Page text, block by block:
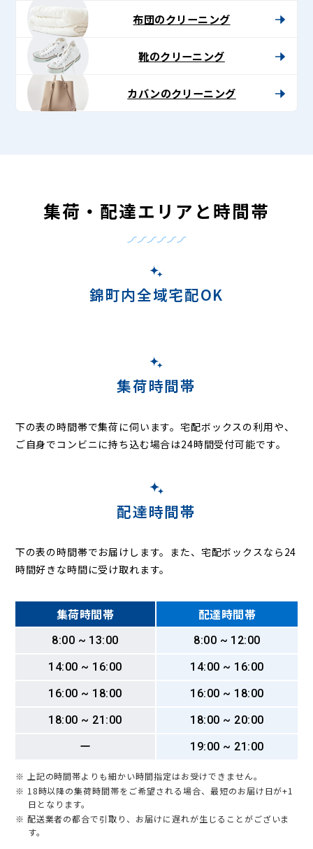
布団のクリーニング
靴のクリーニング
カバンのクリーニング
集荷・配達エリアと時間帯
錦町内全域宅配OK
集荷時間帯
下の表の時間帯で集荷に伺います。宅配ボックスの利用や、
ご自身でコンビニに持ち込む場合は24時間受付可能です。
配達時間帯
下の表の時間帯でお届けします。また、宅配ボックスなら24
時間好きな時間に受け取れます。
集荷時間帯 配達時間帯
8:00 ~ 13:00
8:00 ~ 12:00
14:00 ~ 16:00
14:00 ~ 16:00
16:00 ~ 18:00
16:00 ~ 18:00
18:00 ~ 21:00
18:00 ~ 20:00
ー
19:00 ~ 21:00
※ 上記の時間帯よりも細かい時間指定はお受けできません。
※ 18時以降の集荷時間帯をご希望される場合、最短のお届け日が+1
日となります。
※ 配送業者の都合で引取り、お届けに遅れが生じることがございま
す。